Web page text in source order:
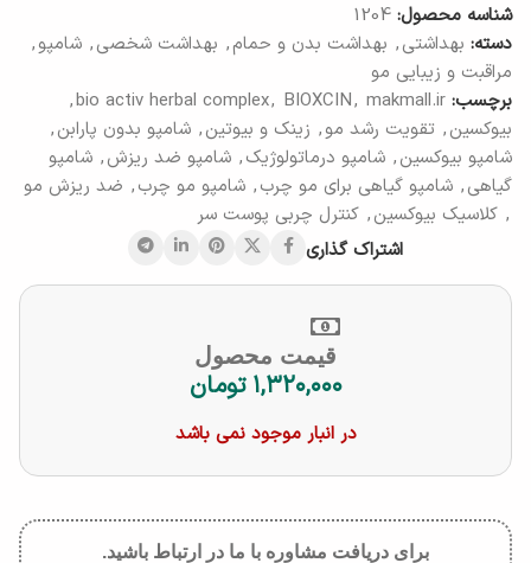
شناسه محصول: 1204
دسته: بهداشتی, بهداشت بدن و حمام, بهداشت شخصی, شامپو,
مراقبت و زیبایی مو
برچسب:
bio activ herbal complex, BIOXCIN, makmall.ir
,
بیوکسین, تقویت رشد مو, زینک و بیوتین, شامپو بدون پارابن,
شامپو بیوکسین, شامپو درماتولوژیک, شامپو ضد ریزش, شامپو
گیاهی, شامپو گیاهی برای مو چرب, شامپو مو چرب, ضد ریزش مو
, کلاسیک بیوکسین, کنترل چربی پوست سر
اشتراک گذاری
قیمت محصول
۱,۳۲۰,۰۰۰ تومان
در انبار موجود نمی باشد
برای دریافت مشاوره با ما در ارتباط باشید.